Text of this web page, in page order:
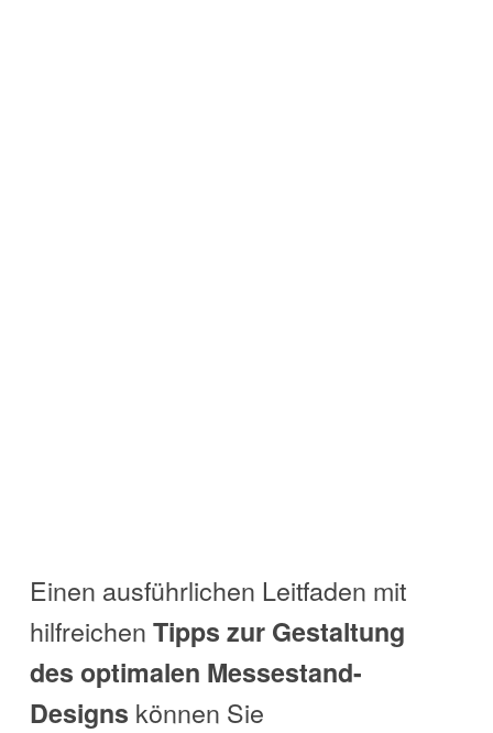
Einen ausführlichen Leitfaden mit
hilfreichen Tipps zur Gestaltung
des optimalen Messestand-
Designs können Sie